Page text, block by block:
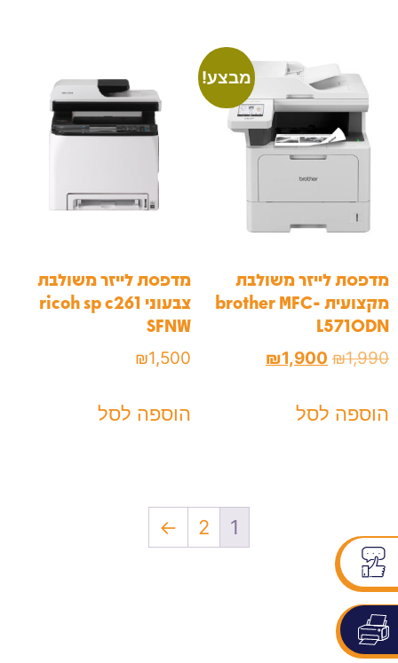
מבצע!
מדפסת לייזר משולבת
מקצועית brother MFC-
L5710DN
₪1,990
₪1,900
הוספה לסל
מדפסת לייזר משולבת
צבעוני ricoh sp c261
SFNW
₪1,500
הוספה לסל
1
2
←